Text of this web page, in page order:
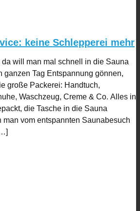
keine Schlepperei mehr
will man mal schnell in die Sauna
ganzen Tag Entspannung gönnen,
große Packerei: Handtuch,
Waschzeug, Creme & Co. Alles in
die Tasche in die Sauna
man vom entspannten Saunabesuch